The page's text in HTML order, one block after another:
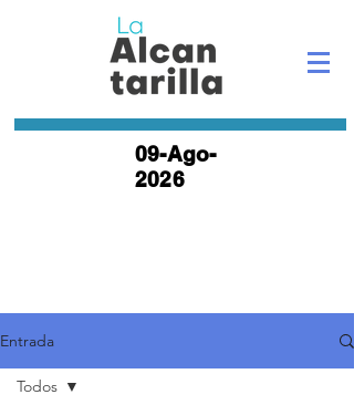
09-Ago-
2026
Entrada
Todos